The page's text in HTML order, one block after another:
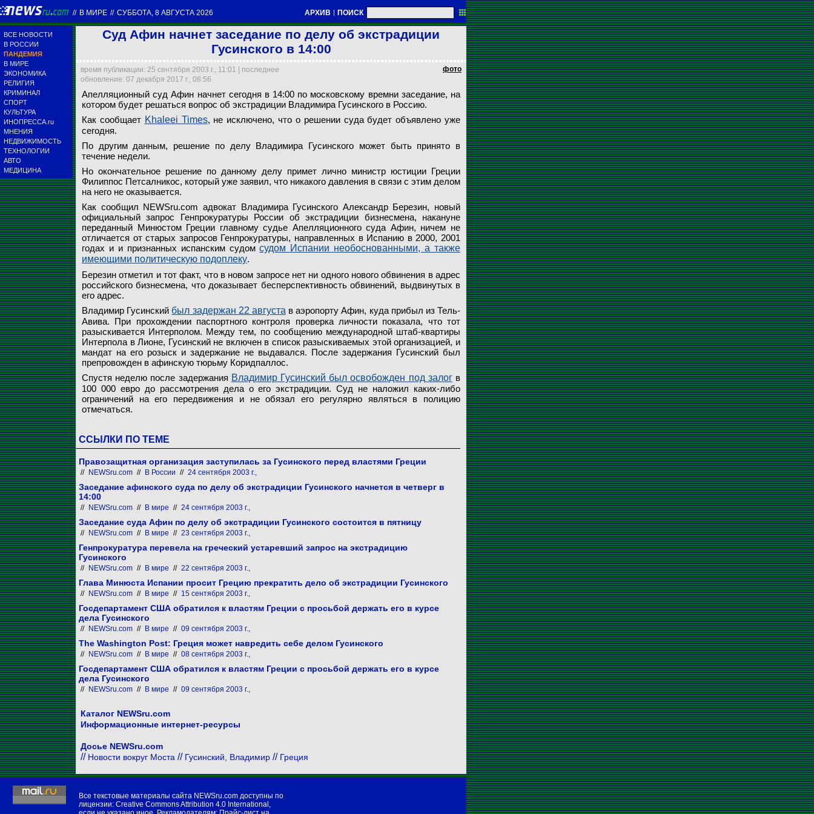
// В МИРЕ // СУББОТА, 8 АВГУСТА 2026 АРХИВ | ПОИСК
ВСЕ НОВОСТИ
В РОССИИ
ПАНДЕМИЯ
В МИРЕ
ЭКОНОМИКА
РЕЛИГИЯ
КРИМИНАЛ
СПОРТ
КУЛЬТУРА
ИНОПРЕССА.ru
МНЕНИЯ
НЕДВИЖИМОСТЬ
ТЕХНОЛОГИИ
АВТО
МЕДИЦИНА
Суд Афин начнет заседание по делу об экстрадиции
Гусинского в 14:00
время публикации: 25 сентября 2003 г., 11:01 | последнее
обновление: 07 декабря 2017 г., 08:56
фото
Апелляционный суд Афин начнет сегодня в 14:00 по московскому времни заседание, на
котором будет решаться вопрос об экстрадиции Владимира Гусинского в Россию
Как сообщает Khaleei Times, не исключено, что о решении суда будет объявлено уже
сегодня
Как сообщил NEWSru.com адвокат Владимира Гусинского Александр Березин, новый
официальный запрос Генпрокуратуры России об экстрадиции бизнесмена ничем не
отличается от старых запросов Генпрокуратуры
Владимир Гусинский был задержан 22 августа в аэропорту Афин, куда прибыл из Тель-
Авива. При прохождении паспортного контроля проверка личности показала, что тот
разыскивается Интерполом
Апелляционный суд Афин начнет сегодня в 14:00 по московскому времни заседание, на
котором будет решаться вопрос об экстрадиции Владимира Гусинского в Россию.
Как сообщает Khaleei Times, не исключено, что о решении суда будет объявлено уже
сегодня.
По другим данным, решение по делу Владимира Гусинского может быть принято в
течение недели.
Но окончательное решение по данному делу примет лично министр юстиции Греции
Филиппос Петсалникос, который уже заявил, что никакого давления в связи с этим делом
на него не оказывается.
Как сообщил NEWSru.com адвокат Владимира Гусинского Александр Березин, новый
официальный запрос Генпрокуратуры России об экстрадиции бизнесмена, накануне
переданный Минюстом Греции главному судье Апелляционного суда Афин, ничем не
отличается от старых запросов Генпрокуратуры, направленных в Испанию в 2000, 2001
годах и и признанных испанским судомсудом Испании необоснованными, а также
имеющими политическую подоплеку.
Березин отметил и тот факт, что в новом запросе нет ни одного нового обвинения в адрес
российского бизнесмена, что доказывает бесперспективность обвинений, выдвинутых в
его адрес.
Владимир Гусинский был задержан 22 августа в аэропорту Афин, куда прибыл из Тель-
Авива. При прохождении паспортного контроля проверка личности показала, что тот
разыскивается Интерполом. Между тем, по сообщению международной штаб-квартиры
Интерпола в Лионе, Гусинский не включен в список разыскиваемых этой организацией, и
мандат на его розыск и задержание не выдавался. После задержания Гусинский был
препровожден в афинскую тюрьму Коридпаллос.
Спустя неделю после задержания Владимир Гусинский был освобожден под залогв
100 000 евро до рассмотрения дела о его экстрадиции. Суд не наложил каких-либо
ограничений на его передвижения и не обязал его регулярно являться в полицию
отмечаться.
ССЫЛКИ ПО ТЕМЕ
Правозащитная организация заступилась за Гусинского перед властями Греции
// NEWSru.com // В России // 24 сентября 2003 г.,
Заседание афинского суда по делу об экстрадиции Гусинского начнется в четверг в
14:00
// NEWSru.com // В мире // 24 сентября 2003 г.,
Заседание суда Афин по делу об экстрадиции Гусинского состоится в пятницу
// NEWSru.com // В мире // 23 сентября 2003 г.,
Генпрокуратура перевела на греческий устаревший запрос на экстрадицию
Гусинского
// NEWSru.com // В мире // 22 сентября 2003 г.,
Глава Минюста Испании просит Грецию прекратить дело об экстрадиции Гусинского
// NEWSru.com // В мире // 15 сентября 2003 г.,
Госдепартамент США обратился к властям Греции с просьбой держать его в курсе
дела Гусинского
// NEWSru.com // В мире // 09 сентября 2003 г.,
The Washington Post: Греция может навредить себе делом Гусинского
// NEWSru.com // В мире // 08 сентября 2003 г.,
Госдепартамент США обратился к властям Греции с просьбой держать его в курсе
дела Гусинского
// NEWSru.com // В мире // 09 сентября 2003 г.,
Каталог NEWSru.com
Информационные интернет-ресурсы
Досье NEWSru.com
// Новости вокруг Моста // Гусинский, Владимир // Греция
Все текстовые материалы сайта NEWSru.com доступны по
лицензии: Creative Commons Attribution 4.0 International ,